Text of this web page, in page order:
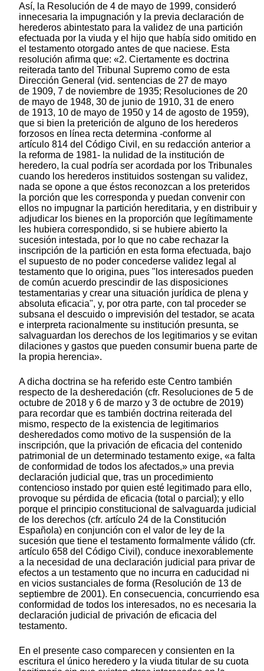
Así, la Resolución de 4 de mayo de 1999, consideró
innecesaria la impugnación y la previa declaración de
herederos abintestato para la validez de una partición
efectuada por la viuda y el hijo que había sido omitido en
el testamento otorgado antes de que naciese. Esta
resolución afirma que: «2. Ciertamente es doctrina
reiterada tanto del Tribunal Supremo como de esta
Dirección General (vid. sentencias de 27 de mayo
de 1909, 7 de noviembre de 1935; Resoluciones de 20
de mayo de 1948, 30 de junio de 1910, 31 de enero
de 1913, 10 de mayo de 1950 y 14 de agosto de 1959),
que si bien la preterición de alguno de los herederos
forzosos en línea recta determina -conforme al
artículo 814 del Código Civil, en su redacción anterior a
la reforma de 1981- la nulidad de la institución de
heredero, la cual podría ser acordada por los Tribunales
cuando los herederos instituidos sostengan su validez,
nada se opone a que éstos reconozcan a los preteridos
la porción que les corresponda y puedan convenir con
ellos no impugnar la partición hereditaria, y en distribuir y
adjudicar los bienes en la proporción que legítimamente
les hubiera correspondido, si se hubiere abierto la
sucesión intestada, por lo que no cabe rechazar la
inscripción de la partición en esta forma efectuada, bajo
el supuesto de no poder concederse validez legal al
testamento que lo origina, pues "los interesados pueden
de común acuerdo prescindir de las disposiciones
testamentarias y crear una situación jurídica de plena y
absoluta eficacia", y, por otra parte, con tal proceder se
subsana el descuido o imprevisión del testador, se acata
e interpreta racionalmente su institución presunta, se
salvaguardan los derechos de los legitimarios y se evitan
dilaciones y gastos que pueden consumir buena parte de
la propia herencia».
A dicha doctrina se ha referido este Centro también
respecto de la desheredación (cfr. Resoluciones de 5 de
octubre de 2018 y 6 de marzo y 3 de octubre de 2019)
para recordar que es también doctrina reiterada del
mismo, respecto de la existencia de legitimarios
desheredados como motivo de la suspensión de la
inscripción, que la privación de eficacia del contenido
patrimonial de un determinado testamento exige, «a falta
de conformidad de todos los afectados,» una previa
declaración judicial que, tras un procedimiento
contencioso instado por quien esté legitimado para ello,
provoque su pérdida de eficacia (total o parcial); y ello
porque el principio constitucional de salvaguarda judicial
de los derechos (cfr. artículo 24 de la Constitución
Española) en conjunción con el valor de ley de la
sucesión que tiene el testamento formalmente válido (cfr.
artículo 658 del Código Civil), conduce inexorablemente
a la necesidad de una declaración judicial para privar de
efectos a un testamento que no incurra en caducidad ni
en vicios sustanciales de forma (Resolución de 13 de
septiembre de 2001). En consecuencia, concurriendo esa
conformidad de todos los interesados, no es necesaria la
declaración judicial de privación de eficacia del
testamento.
En el presente caso comparecen y consienten en la
escritura el único heredero y la viuda titular de su cuota